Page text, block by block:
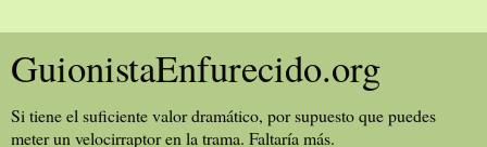
GuionistaEnfurecido.org
Si tiene el suficiente valor dramático, por supuesto que puedes
meter un velocirraptor en la trama. Faltaría más.